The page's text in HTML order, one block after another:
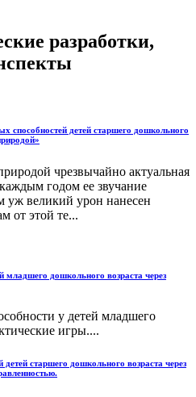
разработки,
способностей детей старшего дошкольного
чрезвычайно актуальная
годом ее звучание
уж великий урон нанесен
от этой те...
младшего дошкольного возраста через
у детей младшего
игры....
детей старшего дошкольного возраста через